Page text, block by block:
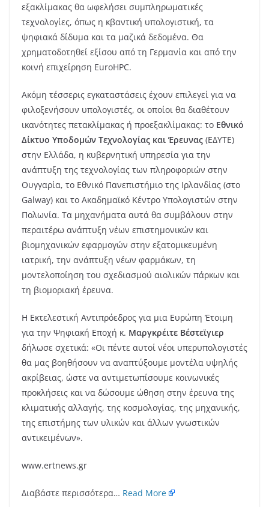
εξακλίμακας θα ωφελήσει συμπληρωματικές
τεχνολογίες, όπως η κβαντική υπολογιστική, τα
ψηφιακά δίδυμα και τα μαζικά δεδομένα. Θα
χρηματοδοτηθεί εξίσου από τη Γερμανία και από την
κοινή επιχείρηση EuroHPC.
Ακόμη τέσσερις εγκαταστάσεις έχουν επιλεγεί για να
φιλοξενήσουν υπολογιστές, οι οποίοι θα διαθέτουν
ικανότητες πετακλίμακας ή προεξακλίμακας: το Εθνικό
Δίκτυο Υποδομών Τεχνολογίας και Έρευνας (ΕΔΥΤΕ)
στην Ελλάδα, η κυβερνητική υπηρεσία για την
ανάπτυξη της τεχνολογίας των πληροφοριών στην
Ουγγαρία, το Εθνικό Πανεπιστήμιο της Ιρλανδίας (στο
Galway) και το Ακαδημαϊκό Κέντρο Υπολογιστών στην
Πολωνία. Τα μηχανήματα αυτά θα συμβάλουν στην
περαιτέρω ανάπτυξη νέων επιστημονικών και
βιομηχανικών εφαρμογών στην εξατομικευμένη
ιατρική, την ανάπτυξη νέων φαρμάκων, τη
μοντελοποίηση του σχεδιασμού αιολικών πάρκων και
τη βιομοριακή έρευνα.
Η Εκτελεστική Αντιπρόεδρος για μια Ευρώπη Έτοιμη
για την Ψηφιακή Εποχή κ. Μαργκρέιτε Βέστεϊγιερ
δήλωσε σχετικά: «Οι πέντε αυτοί νέοι υπερυπολογιστές
θα μας βοηθήσουν να αναπτύξουμε μοντέλα υψηλής
ακρίβειας, ώστε να αντιμετωπίσουμε κοινωνικές
προκλήσεις και να δώσουμε ώθηση στην έρευνα της
κλιματικής αλλαγής, της κοσμολογίας, της μηχανικής,
της επιστήμης των υλικών και άλλων γνωστικών
αντικειμένων».
www.ertnews.gr
Διαβάστε περισσότερα… Read More